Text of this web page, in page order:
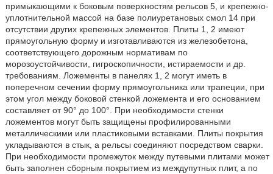
примыкающими к боковым поверхностям рельсов 5, и крепежно-
уплотнительной массой на базе полиуретановых смол 14 при
отсутствии других крепежных элементов. Плиты 1, 2 имеют
прямоугольную форму и изготавливаются из железобетона,
соответствующего дорожным нормативам по
морозоустойчивости, гигроскопичности, истираемости и др.
требованиям. Ложементы в панелях 1, 2 могут иметь в
поперечном сечении форму прямоугольника или трапеции, при
этом угол между боковой стенкой ложемента и его основанием
составляет от 90° до 100°. При необходимости стенки
ложементов могут быть защищены профилированными
металлическими или пластиковыми вставками. Плиты покрытия
укладываются в стык, а рельсы соединяют посредством сварки.
При необходимости промежуток между путевыми плитами может
быть заполнен сборным покрытием из междупутных плит, а по